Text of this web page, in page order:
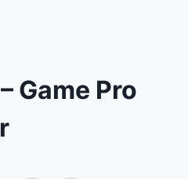
Game Pro